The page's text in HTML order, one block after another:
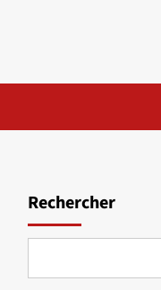
Rechercher